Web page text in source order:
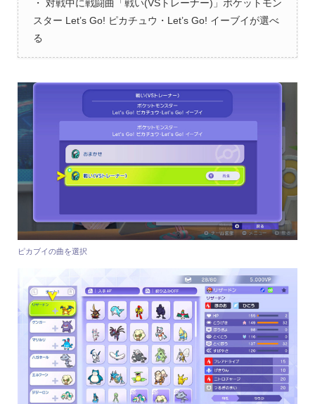
・ 対戦中に戦闘曲「戦い(VSトレーナー)」ポケットモン
スター Let’s Go! ピカチュウ・Let’s Go! イーブイが選べ
る
ピカブイの曲を選択